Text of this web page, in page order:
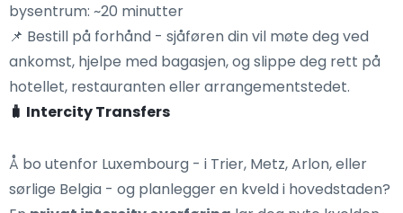
bysentrum: ~20 minutter
📌 Bestill på forhånd - sjåføren din vil møte deg ved
ankomst, hjelpe med bagasjen, og slippe deg rett på
hotellet, restauranten eller arrangementstedet.
🧳 Intercity Transfers
Å bo utenfor Luxembourg - i Trier, Metz, Arlon, eller
sørlige Belgia - og planlegger en kveld i hovedstaden?